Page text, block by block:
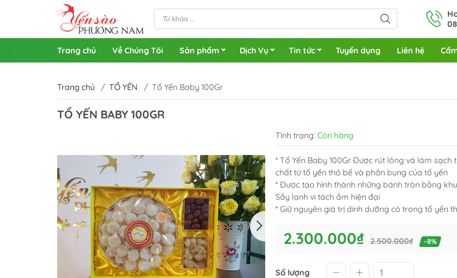
Trang chủ Về Chúng Tôi Sản phẩm Dịch Vụ Tin tức Tuyển dụng Liên hệ
Trang chủ / TỔ YẾN / Tổ Yến Baby 100Gr
TỔ YẾN BABY 100GR
Tình trạng: Còn hàng
* Tổ Yến Baby 100Gr Được rút lông và làm sạch
chất từ tổ yến thô bể và phần bụng của tổ yến
* Được tạo hình thành những bánh tròn bằng
Sấy lạnh vi tách ẩm hiện đại
* Giữ nguyên giá trị dinh dưỡng có trong tổ yến
2.300.000₫ 2.500.000₫ -8%
Số lượng